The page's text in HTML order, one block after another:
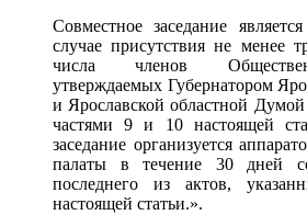
Совместное заседание
случае присутствия не менее
числа членов
утверждаемых Губернатором
и Ярославской областной Думой
частями 9 и 10 настоящей
заседание организуется
палаты в течение 30 дней
последнего из актов,
настоящей статьи.».